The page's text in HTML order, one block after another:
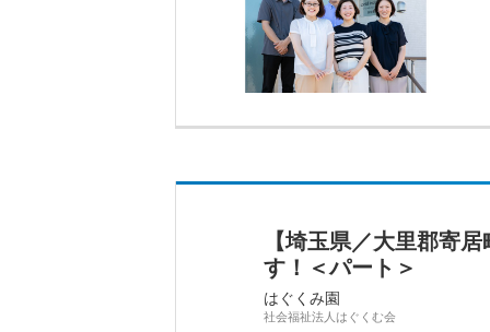
【埼玉県／大里郡寄
す！＜パート＞
はぐくみ園
社会福祉法人はぐくむ会